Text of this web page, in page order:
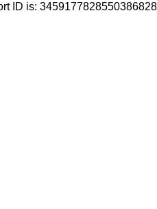
ID is: 3459177828550386828